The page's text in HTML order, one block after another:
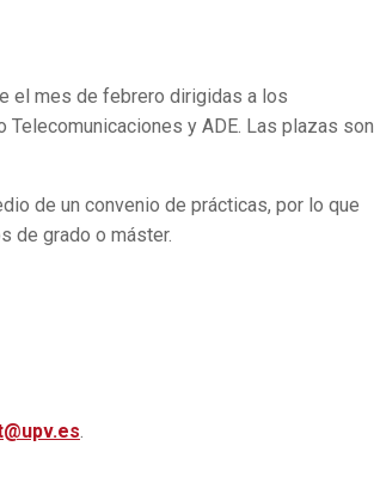
el mes de febrero dirigidas a los
y ADE. Las plazas son
de un convenio de prácticas, por lo que
de grado o máster.